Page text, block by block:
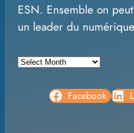
ESN. Ensemble on
un leader du
A
Facebook